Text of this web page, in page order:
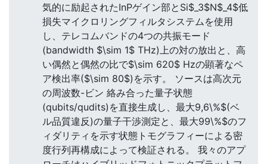
気的に励起されたInPゲイン部とSi$_3$N$_4$低
損失マイクロリングフィルタシステムを使用
し、テレコムバンドの4つの共振モード
(bandwidth $\sim 1$ THz)上の対の放出と、高
い偶然と偶然の比で$\sim 620$ Hzの顕著なペ
ア検出率($\sim 80$)を示す。 ソースは高次元
の周波数-ビン 絡み合った量子状態
(qubits/qudits)を直接生成し、最大9,6\%$(ベ
ル品質違反)の量子干渉測定と、最大99\%$のフ
ィダリティを示す状態トモグラフィーによる密
度行列再構成によって検証される。 我々のアプ